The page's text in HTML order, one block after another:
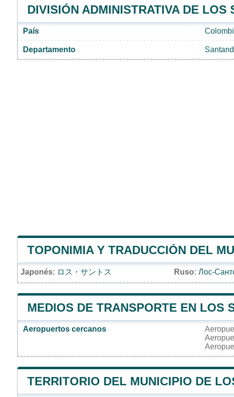
DIVISIÓN ADMINISTRATIVA DE LOS
País
Departamento
TOPONIMIA Y TRADUCCIÓN DEL
Japonés: ロス・サントス Ruso: Лос-
MEDIOS DE TRANSPORTE EN LOS
Aeropuertos cercanos
TERRITORIO DEL MUNICIPIO DE